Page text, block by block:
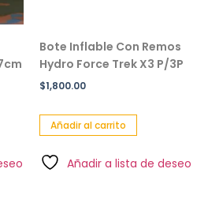
Bote Inflable Con Remos
Hydro Force Trek X3 P/3P
$1,800.00
Añadir al carrito
Añadir a lista de deseo